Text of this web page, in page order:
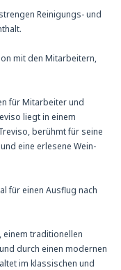
Reinigungs- und
mit den Mitarbeitern,
für Mitarbeiter und
liegt in einem
berühmt für seine
eine erlesene Wein-
für einen Ausflug nach
einem traditionellen
durch einen modernen
im klassischen und